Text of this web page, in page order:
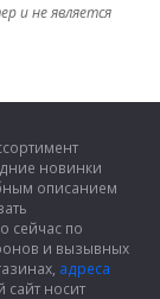
и не является
новинки
описанием
сейчас по
и вызывных
адреса
сайт носит